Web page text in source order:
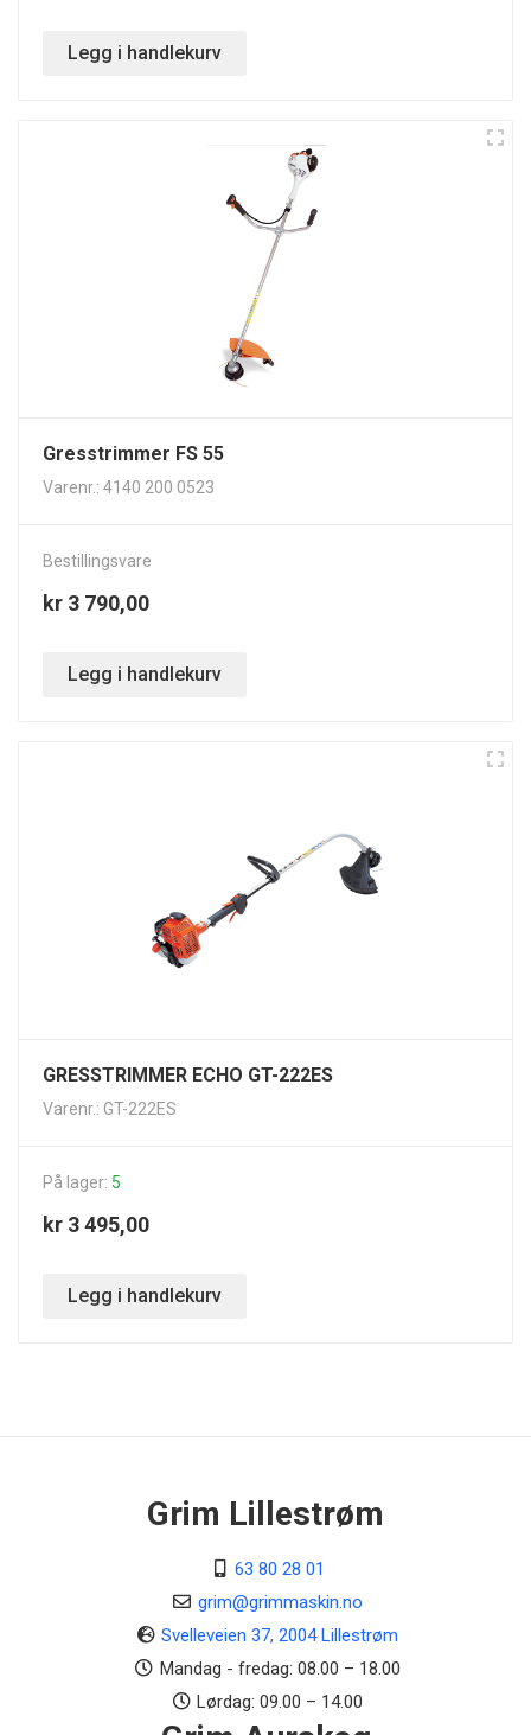
Legg i handlekurv
Gresstrimmer FS 55
Varenr.: 4140 200 0523
Bestillingsvare
kr 3 790,00
Legg i handlekurv
GRESSTRIMMER ECHO GT-222ES
Varenr.: GT-222ES
På lager: 5
kr 3 495,00
Legg i handlekurv
Grim Lillestrøm
63 80 28 01
grim@grimmaskin.no
Svelleveien 37, 2004 Lillestrøm
Mandag - fredag: 08.00 – 18.00
Lørdag: 09.00 – 14.00